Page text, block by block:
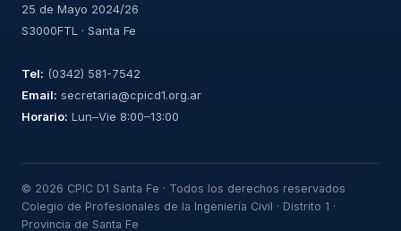
25 de Mayo 2024/26
S3000FTL · Santa Fe
Tel: (0342) 581-7542
Email: secretaria@cpicd1.org.ar
Horario: Lun–Vie 8:00–13:00
© 2026 CPIC D1 Santa Fe · Todos los derechos reservados
Colegio de Profesionales de la Ingeniería Civil · Distrito 1 ·
Provincia de Santa Fe